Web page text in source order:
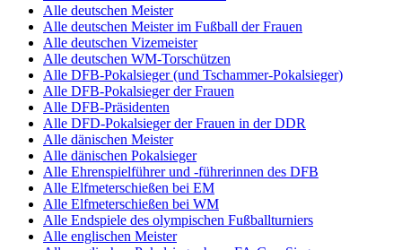
Alle deutschen Meister
Alle deutschen Meister im Fußball der Frauen
Alle deutschen Vizemeister
Alle deutschen WM-Torschützen
Alle DFB-Pokalsieger (und Tschammer-Pokalsieger)
Alle DFB-Pokalsieger der Frauen
Alle DFB-Präsidenten
Alle DFD-Pokalsieger der Frauen in der DDR
Alle dänischen Meister
Alle dänischen Pokalsieger
Alle Ehrenspielführer und -führerinnen des DFB
Alle Elfmeterschießen bei EM
Alle Elfmeterschießen bei WM
Alle Endspiele des olympischen Fußballturniers
Alle englischen Meister